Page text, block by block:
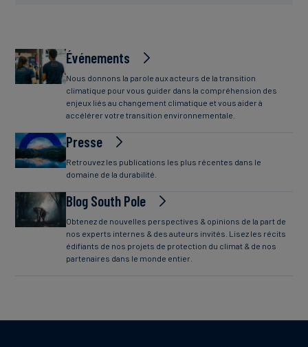
Événements
Nous donnons la parole aux acteurs de la transition
climatique pour vous guider dans la compréhension des
enjeux liés au changement climatique et vous aider à
accélérer votre transition environnementale.
Presse
Retrouvez les publications les plus récentes dans le
domaine de la durabilité.
Blog South Pole
Obtenez de nouvelles perspectives & opinions de la part de
nos experts internes & des auteurs invités. Lisez les récits
édifiants de nos projets de protection du climat & de nos
partenaires dans le monde entier.